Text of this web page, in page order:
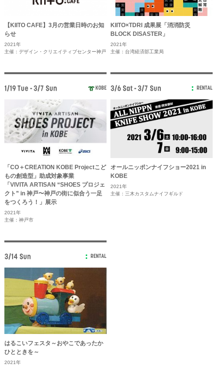
【KIITO CAFE】3月の営業日時のお知
らせ
2021年
主催：デザイン・クリエイティブセンター神戸
KIITO×TDRI 成果展「消消防災
BLOCK DISASTER」
2021年
主催：台湾経済部工業局
1/19 Tue - 3/7 Sun KOBE
「CO＋CREATION KOBE Projectこど
もの創造型」助成対象事業
「VIVITA ARTISAN “SHOES プロジェ
クト” in 神戸〜神戸の街に似合う一足
をつくろう！」展示
2021年
主催：神戸市
3/6 Sat - 3/7 Sun RENTAL
オールニッポンナイフショー2021 in
KOBE
2021年
主催：三木カスタムナイフギルド
3/14 Sun RENTAL
はるこいフェスタ～おやこであったか
ひとときを～
2021年